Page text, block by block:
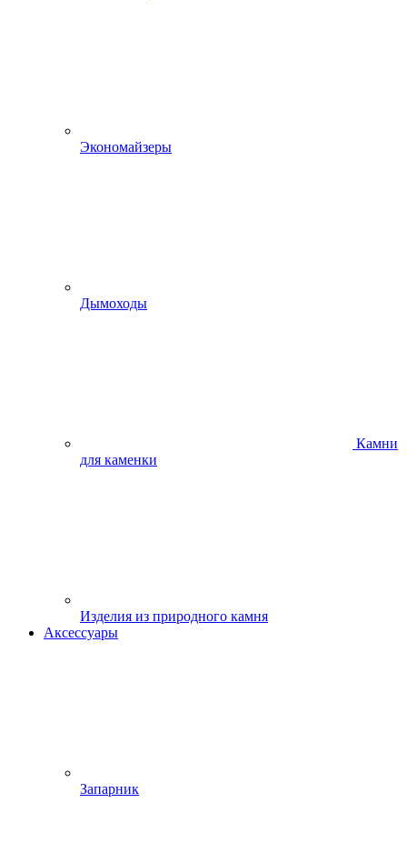
Экономайзеры
Дымоходы
Камни
для каменки
Изделия из природного камня
Аксессуары
Запарник